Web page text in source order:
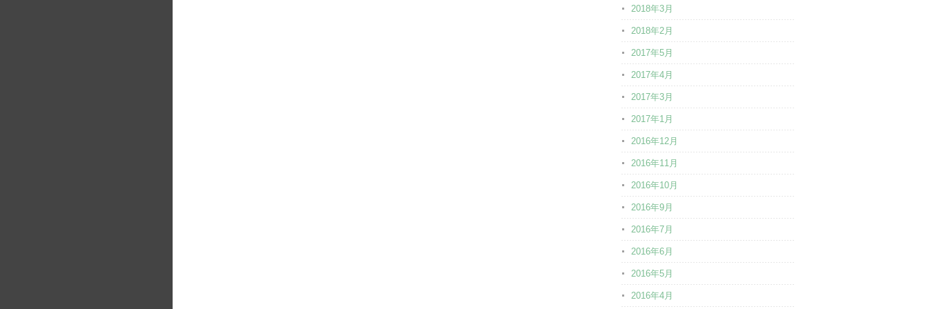
2018年3月
2018年2月
2017年5月
2017年4月
2017年3月
2017年1月
2016年12月
2016年11月
2016年10月
2016年9月
2016年7月
2016年6月
2016年5月
2016年4月